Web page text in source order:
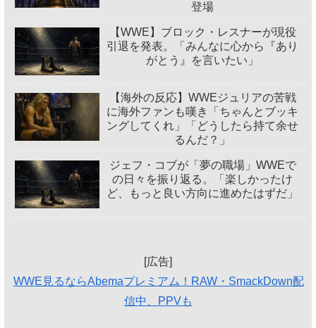
登場
【WWE】ブロック・レスナーが現役
引退を発表。「みんなに心から『あり
がとう』を言いたい」
【海外の反応】WWEジュリアの苦戦
に海外ファンも嘆き「ちゃんとブッキ
ングしてくれ」「どうしたら持て余せ
るんだ？」
ジェフ・コブが「夢の職場」WWEで
の日々を振り返る。「楽しかったけ
ど、もっと良い方向に進めたはずだ」
[広告]
WWE見るならAbemaプレミアム！RAW・SmackDown配
信中、PPVも